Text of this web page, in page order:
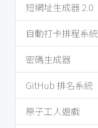
短網址生成器 2.0
自動打卡排程系統
密碼生成器
GitHub 排名系統
原子工人遊戲